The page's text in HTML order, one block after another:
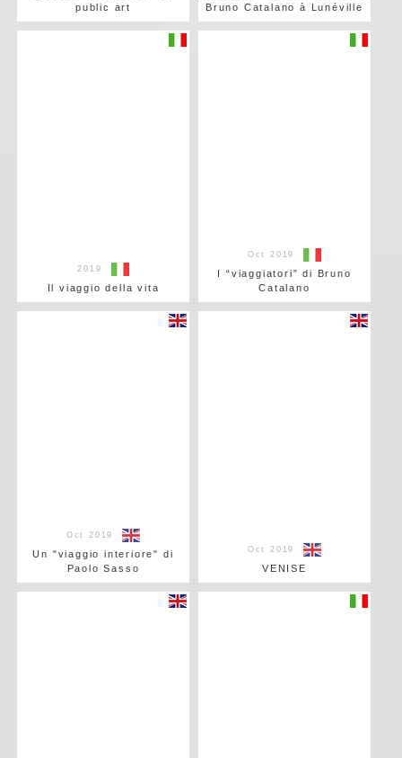
public art
Bruno Catalano à Lunéville
2019
Il viaggio della vita
Oct 2019
I “viaggiatori” di Bruno
Catalano
Oct 2019
Un "viaggio interiore" di
Paolo Sasso
Oct 2019
VENISE